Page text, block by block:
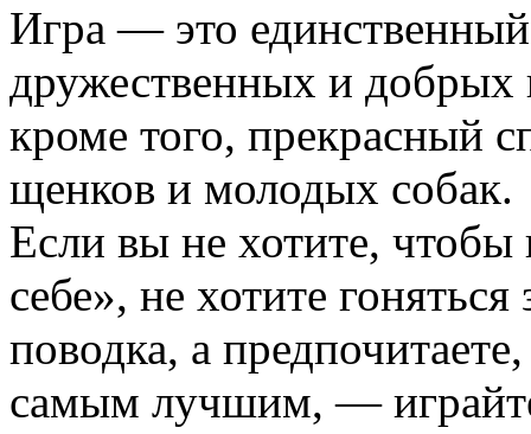
Игра — это
дружественных и добрых
кроме того, прекрасный
щенков и молодых собак.
Если вы не хотите, чтобы
себе», не хотите
поводка, а
самым лучшим, —